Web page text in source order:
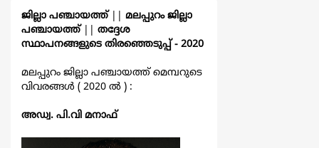
ജില്ലാ പഞ്ചായത്ത്|| മലപ്പുറം ജില്ലാ
പഞ്ചായത്ത്
തദ്ദേശ
സ്ഥാപനങ്ങളുടെ തിരഞ്ഞെടുപ്പ്‌ - 2020
മലപ്പുറം ജില്ലാ പഞ്ചായത്ത് മെമ്പറുടെ
വിവരങ്ങള്‍ ( 2020 ല്‍ ) :
അഡ്വ. പി.വി മനാഫ്